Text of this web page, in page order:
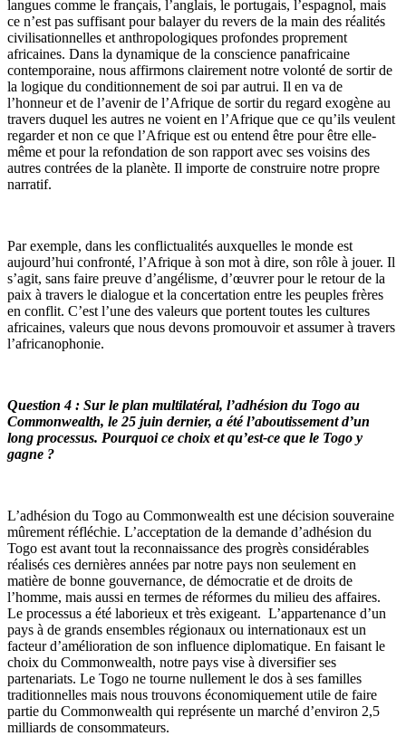
langues comme le français, l’anglais, le portugais, l’espagnol, mais
ce n’est pas suffisant pour balayer du revers de la main des réalités
civilisationnelles et anthropologiques profondes proprement
africaines. Dans la dynamique de la conscience panafricaine
contemporaine, nous affirmons clairement notre volonté de sortir de
la logique du conditionnement de soi par autrui. Il en va de
l’honneur et de l’avenir de l’Afrique de sortir du regard exogène au
travers duquel les autres ne voient en l’Afrique que ce qu’ils veulent
regarder et non ce que l’Afrique est ou entend être pour être elle-
même et pour la refondation de son rapport avec ses voisins des
autres contrées de la planète. Il importe de construire notre propre
narratif.
Par exemple, dans les conflictualités auxquelles le monde est
aujourd’hui confronté, l’Afrique à son mot à dire, son rôle à jouer. Il
s’agit, sans faire preuve d’angélisme, d’œuvrer pour le retour de la
paix à travers le dialogue et la concertation entre les peuples frères
en conflit. C’est l’une des valeurs que portent toutes les cultures
africaines, valeurs que nous devons promouvoir et assumer à travers
l’africanophonie.
Question 4 : Sur le plan multilatéral, l’adhésion du Togo au
Commonwealth, le 25 juin dernier, a été l’aboutissement d’un
long processus. Pourquoi ce choix et qu’est-ce que le Togo y
gagne ?
L’adhésion du Togo au Commonwealth est une décision souveraine
mûrement réfléchie. L’acceptation de la demande d’adhésion du
Togo est avant tout la reconnaissance des progrès considérables
réalisés ces dernières années par notre pays non seulement en
matière de bonne gouvernance, de démocratie et de droits de
l’homme, mais aussi en termes de réformes du milieu des affaires.
Le processus a été laborieux et très exigeant. L’appartenance d’un
pays à de grands ensembles régionaux ou internationaux est un
facteur d’amélioration de son influence diplomatique. En faisant le
choix du Commonwealth, notre pays vise à diversifier ses
partenariats. Le Togo ne tourne nullement le dos à ses familles
traditionnelles mais nous trouvons économiquement utile de faire
partie du Commonwealth qui représente un marché d’environ 2,5
milliards de consommateurs.